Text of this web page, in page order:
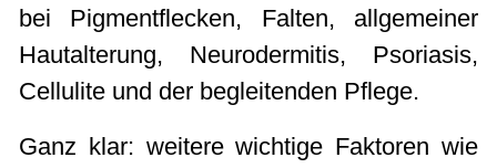
bei Pigmentflecken, Falten, allgemeiner
Hautalterung, Neurodermitis, Psoriasis,
Cellulite und der begleitenden Pflege.
Ganz klar: weitere wichtige Faktoren wie